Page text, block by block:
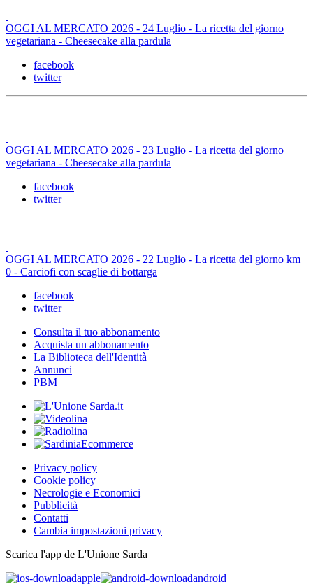
OGGI AL MERCATO 2026 - 24 Luglio - La ricetta del giorno
vegetariana - Cheesecake alla pardula
facebook
twitter
OGGI AL MERCATO 2026 - 23 Luglio - La ricetta del giorno
vegetariana - Cheesecake alla pardula
facebook
twitter
OGGI AL MERCATO 2026 - 22 Luglio - La ricetta del giorno km
0 - Carciofi con scaglie di bottarga
facebook
twitter
Consulta il tuo abbonamento
Acquista un abbonamento
La Biblioteca dell'Identità
Annunci
PBM
Privacy policy
Cookie policy
Necrologie e Economici
Pubblicità
Contatti
Cambia impostazioni privacy
Scarica l'app de L'Unione Sarda
apple
android